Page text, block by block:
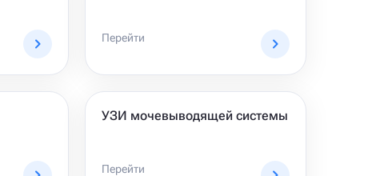
Перейти
УЗИ мочевыводящей системы
Перейти